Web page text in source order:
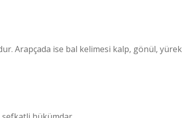
Arapçada ise bal kelimesi kalp, gönül, yürek